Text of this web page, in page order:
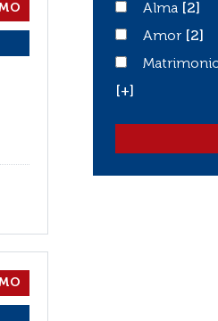
AlmaAlma
[2]
AmorAmor
[2]
Matrimonio
[+]